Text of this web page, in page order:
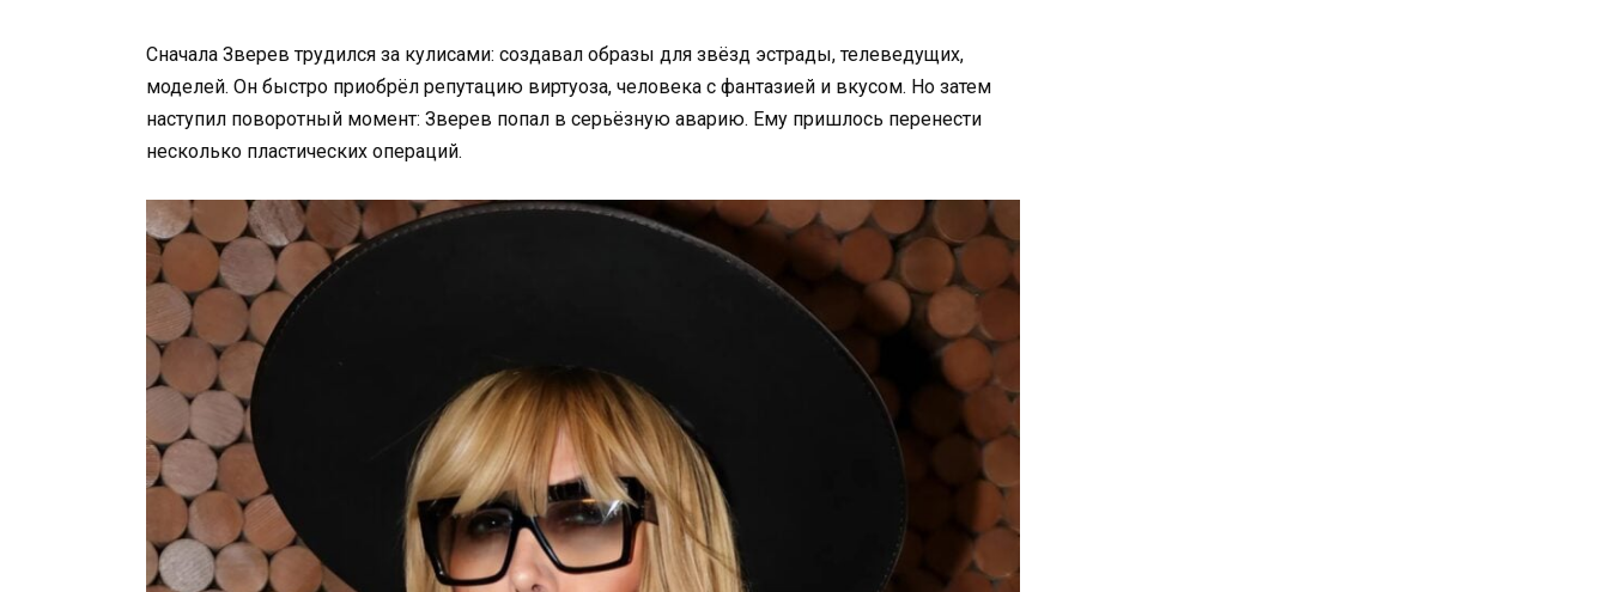
Сначала Зверев трудился за кулисами: создавал образы для звёзд эстрады, телеведущих,
моделей. Он быстро приобрёл репутацию виртуоза, человека с фантазией и вкусом. Но затем
наступил поворотный момент: Зверев попал в серьёзную аварию. Ему пришлось перенести
несколько пластических операций.